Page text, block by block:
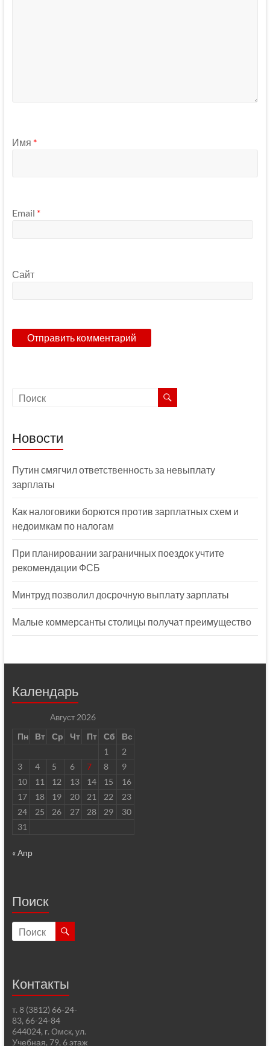
Имя *
Email *
Сайт
Новости
Путин смягчил ответственность за невыплату
зарплаты
Как налоговики борются против зарплатных схем и
недоимкам по налогам
При планировании заграничных поездок учтите
рекомендации ФСБ
Минтруд позволил досрочную выплату зарплаты
Малые коммерсанты столицы получат преимущество
Календарь
Август 2026
Пн
Вт Ср Чт Пт Сб
Вс
1
2
3
4 5 6 7 8
9
10
11 12 13 14 15
16
17
18 19 20 21 22
23
24
25 26 27 28 29
30
31
« Апр
Поиск
Контакты
т. 8 (3812) 66-24-
83, 66-24-84
644024, г. Омск, ул.
Учебная, 79, 6 этаж